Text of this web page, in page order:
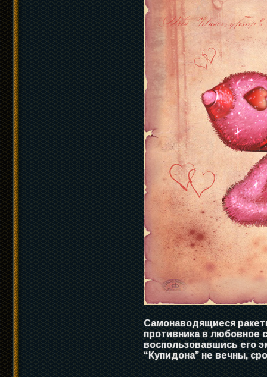
Самонаводящиеся
противника в любовное
воспользовавшись его
“Купидона” не вечны,